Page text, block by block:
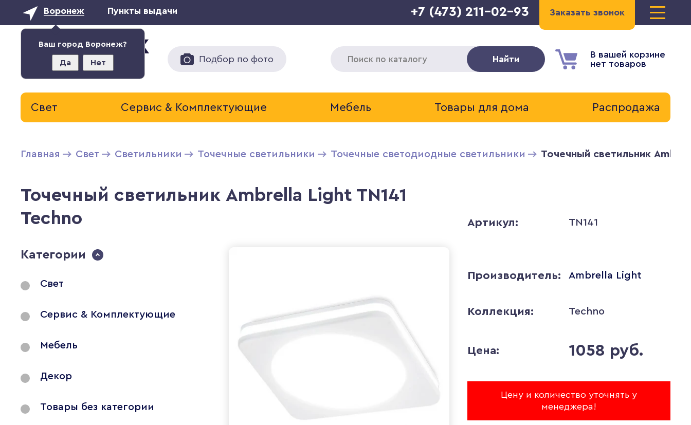
Воронеж
Ваш город Воронеж?
Да Нет
Пункты выдачи Заказать звонок
+7 (473) 211-02-93
Подбор по фото
В вашей корзине
нет товаров
Найти
Свет Сервис & Комплектующие Мебель Товары для дома Распродажа
Главная Свет Светильники Точечные светильники Точечные светодиодные светильники Точечный светильник
Точечный светильник Ambrella Light TN141
Techno
Категории
Свет
Сервис & Комплектующие
Мебель
Декор
Товары без категории
Артикул: TN141
Производитель: Ambrella Light
Коллекция: Techno
Цена: 1058 руб.
Цену и количество уточнять у
менеджера!